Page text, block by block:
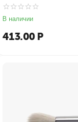
В наличии
413.00 Р